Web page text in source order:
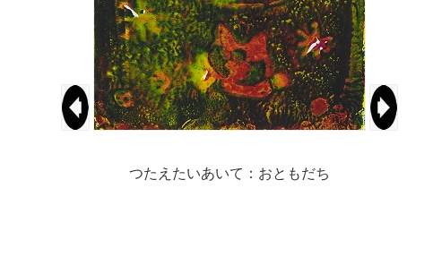
つたえたいあいて：おともだち